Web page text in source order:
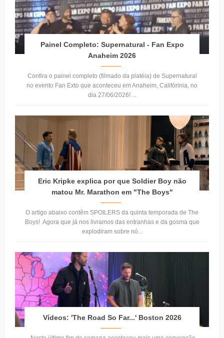
Painel Completo: Supernatural - Fan Expo
Anaheim 2026
Confira o painel completo (filmado da platéia) de Supernatural
no evento Fan Exto que aconteceu em Anaheim, Califórinia, no
dia 27/06/2026! ...
Eric Kripke explica por que Soldier Boy não
matou Mr. Marathon em "The Boys"
O artigo abaixo contêm SPOILERS da quinta temporada de The
Boys! Agora que já nos livramos das entranhas e da gosma que
explodiram sobre nó...
Vídeos: 'The Road So Far...' Boston 2026